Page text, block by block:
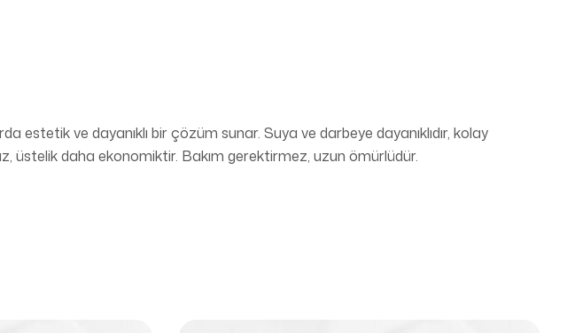
estetik ve dayanıklı bir çözüm sunar. Suya ve darbeye dayanıklıdır, kolay
üstelik daha ekonomiktir. Bakım gerektirmez, uzun ömürlüdür.